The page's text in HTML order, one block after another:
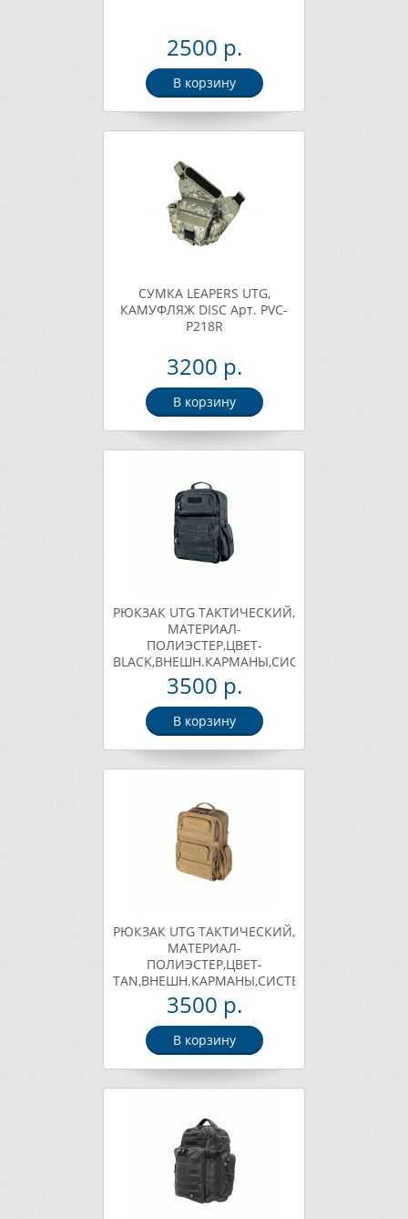
2500 р.
В корзину
СУМКА LEAPERS UTG,
КАМУФЛЯЖ DISC Арт. PVC-
P218R
3200 р.
В корзину
РЮКЗАК UTG ТАКТИЧЕСКИЙ,
МАТЕРИАЛ-
ПОЛИЭСТЕР,ЦВЕТ-
BLACK,ВНЕШН.КАРМАНЫ,СИСТЕМА
MOLLE,43,2Х30,5Х16,5,1542Г.
DISC Арт. PVC-P368B
3500 р.
В корзину
РЮКЗАК UTG ТАКТИЧЕСКИЙ,
МАТЕРИАЛ-
ПОЛИЭСТЕР,ЦВЕТ-
TAN,ВНЕШН.КАРМАНЫ,СИСТЕМА
MOLLE,43,2Х30,5Х16,5,ВЕС
1542Г. Арт. PVC-P368S
3500 р.
В корзину